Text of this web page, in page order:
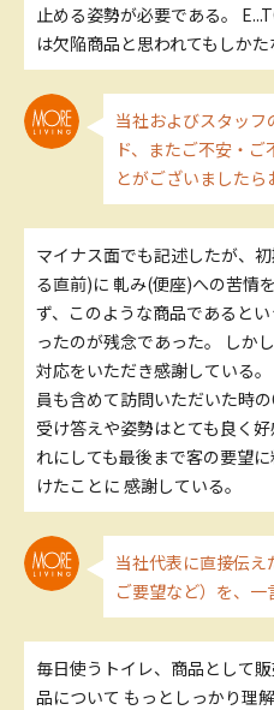
止める姿勢が必要である。
は欠陥商品と思われてもしかた
当社およびスタッ
ド、またご不安・
とがございましたら
マイナス面でも記述したが、
る直前)に 軋み(便座)への苦情
ず、このような商品であると
ったのが残念であった。 しか
対応をいただき感謝している
員も含めて訪問いただいた時
受け答えや姿勢はとても良く
れにしても最後まで客の要望
けたことに 感謝している。
当社代表に直接伝
ご要望など）を、一
毎日使うトイレ、商品として
品について もっとしっかり理